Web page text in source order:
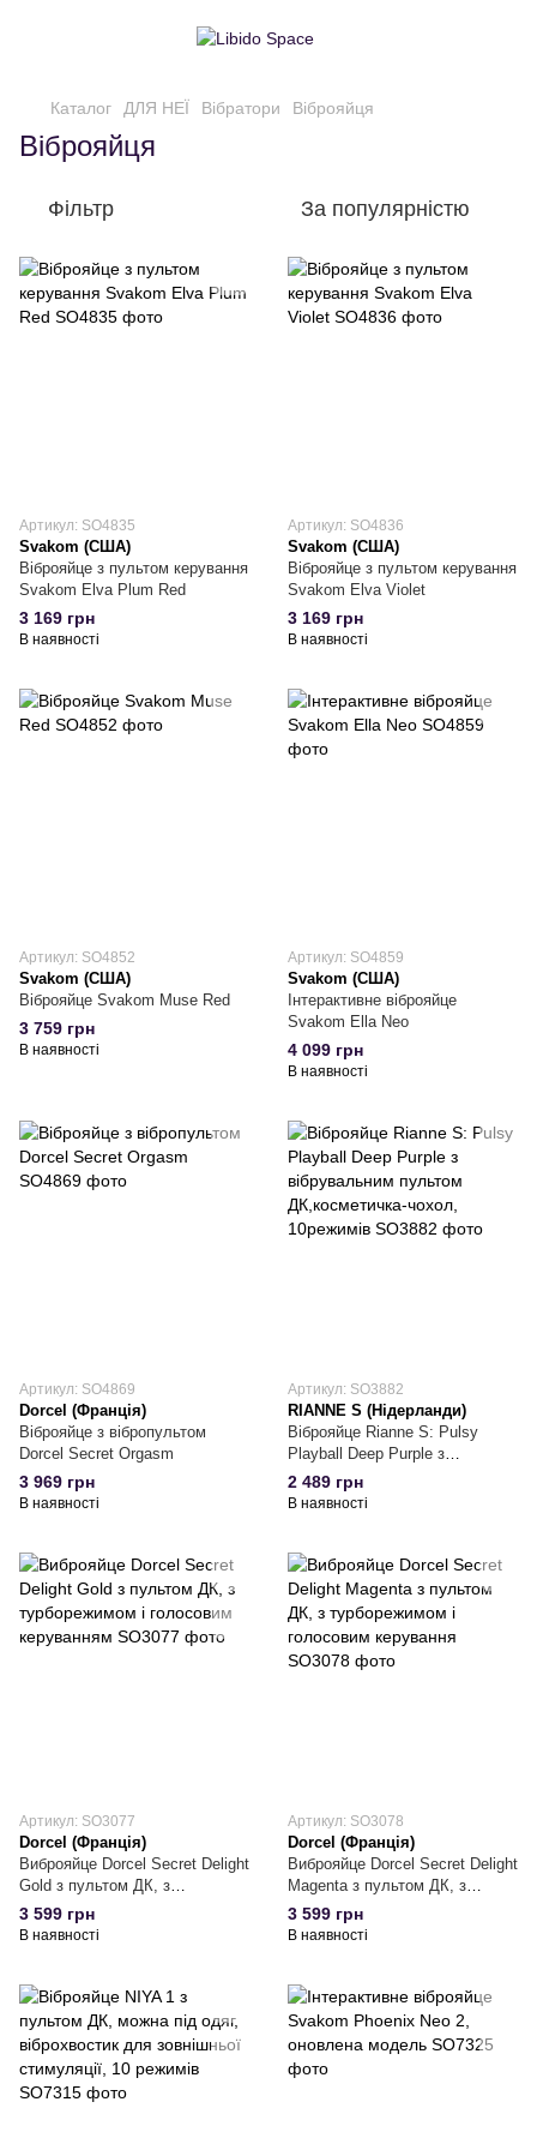
Каталог ДЛЯ НЕЇ Вібратори Віброяйця
Віброяйця
Фільтр За популярністю
Артикул: SO4835
Svakom (США)
Віброяйце з пультом керування
Svakom Elva Plum Red
3 169 грн
В наявності
Артикул: SO4836
Svakom (США)
Віброяйце з пультом керування
Svakom Elva Violet
3 169 грн
В наявності
Артикул: SO4852
Svakom (США)
Віброяйце Svakom Muse Red
3 759 грн
В наявності
Артикул: SO4859
Svakom (США)
Інтерактивне віброяйце
Svakom Ella Neo
4 099 грн
В наявності
Артикул: SO4869
Dorcel (Франція)
Віброяйце з вібропультом
Dorcel Secret Orgasm
3 969 грн
В наявності
Артикул: SO3882
RIANNE S (Нідерланди)
Віброяйце Rianne S: Pulsy
Playball Deep Purple з
вібрувальним пультом
ДК,косметичка-чохол,
2 489 грн
В наявності
Артикул: SO3077
Dorcel (Франція)
Виброяйце Dorcel Secret Delight
Gold з пультом ДК, з
турборежимом і голосовим
керуванням
3 599 грн
В наявності
Артикул: SO3078
Dorcel (Франція)
Виброяйце Dorcel Secret Delight
Magenta з пультом ДК, з
турборежимом і голосовим
керування
3 599 грн
В наявності